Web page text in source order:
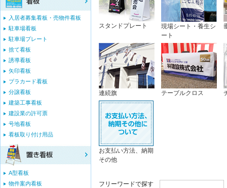
スタンドプレート
現場シート・養生シ
ート
連続旗 テーブルクロス
お支払い方法、納期
その他
フリーワードで探す
入居者募集看板・売物件看板
駐車場看板
駐車場プレート
捨て看板
誘導看板
矢印看板
プラカード看板
分譲看板
建築工事看板
建設業の許可票
号地看板
看板取り付け用品
A型看板
物件案内看板